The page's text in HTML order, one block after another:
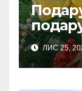
ЛИС 25,